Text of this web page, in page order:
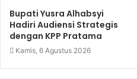
Bupati Yusra Alhabsyi
Hadiri Audiensi Strategis
dengan KPP Pratama
Kamis, 6 Agustus 2026